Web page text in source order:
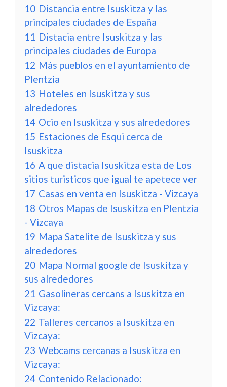
10 Distancia entre Isuskitza y las
principales ciudades de España
11 Distacia entre Isuskitza y las
principales ciudades de Europa
12 Más pueblos en el ayuntamiento de
Plentzia
13 Hoteles en Isuskitza y sus
alrededores
14 Ocio en Isuskitza y sus alrededores
15 Estaciones de Esqui cerca de
Isuskitza
16 A que distacia Isuskitza esta de Los
sitios turisticos que igual te apetece ver
17 Casas en venta en Isuskitza - Vizcaya
18 Otros Mapas de Isuskitza en Plentzia
- Vizcaya
19 Mapa Satelite de Isuskitza y sus
alrededores
20 Mapa Normal google de Isuskitza y
sus alrededores
21 Gasolineras cercans a Isuskitza en
Vizcaya:
22 Talleres cercanos a Isuskitza en
Vizcaya:
23 Webcams cercanas a Isuskitza en
Vizcaya:
24 Contenido Relacionado: